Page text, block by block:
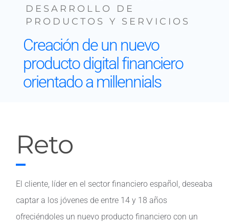
Contacto
DESARROLLO DE
PRODUCTOS Y SERVICIOS
Creación de un nuevo
producto digital financiero
orientado a millennials
Reto
El cliente, líder en el sector financiero español, deseaba
captar a los jóvenes de entre 14 y 18 años
ofreciéndoles un nuevo producto financiero con un